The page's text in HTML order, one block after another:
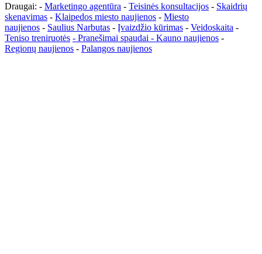
Draugai: - Marketingo agentūra - Teisinės konsultacijos - Skaidrių
skenavimas - Klaipedos miesto naujienos - Miesto
naujienos - Saulius Narbutas - Įvaizdžio kūrimas - Veidoskaita -
Teniso treniruotės - Pranešimai spaudai - Kauno naujienos -
Regionų naujienos - Palangos naujienos